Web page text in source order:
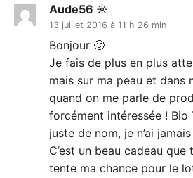
Aude56 ☼
13 juillet 2016 à 11 h 26 min
Bonjour 🙂
Je fais de plus en plus
mais sur ma peau et dans
quand on me parle de
forcément intéressée ! Bio
juste de nom, je n’ai
C’est un beau cadeau
tente ma chance pour le